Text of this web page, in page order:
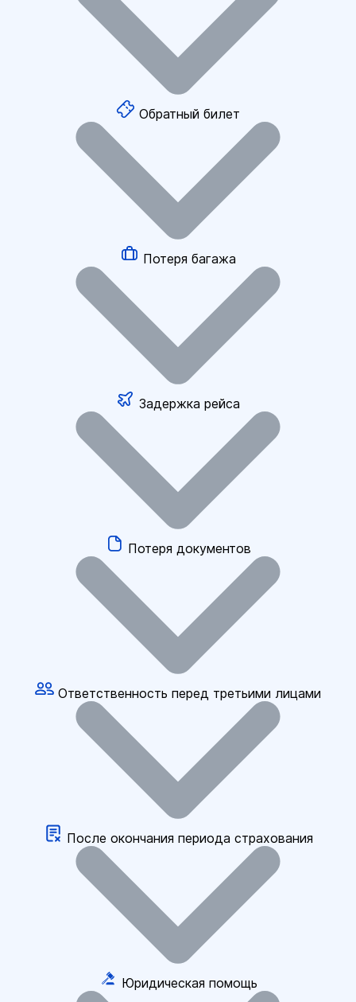
Обратный билет
Потеря багажа
Задержка рейса
Потеря документов
Ответственность перед третьими лицами
После окончания периода страхования
Юридическая помощь